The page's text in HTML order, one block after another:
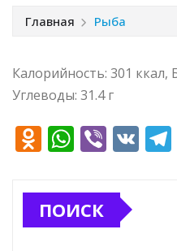
Главная Рыба
Калорийность: 301 ккал,
Углеводы: 31.4 г
O
n
o
W
at
s
Vi
e
V
ПОИСК